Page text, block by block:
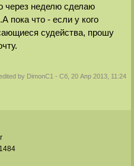
через неделю сделаю
пока что - если у кого
судейства, прошу
by DimonС1 -Сб, 20 Апр 2013, 11:24
1484